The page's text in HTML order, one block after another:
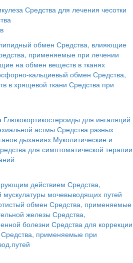
Средства для лечения чесотки
обмен Средства, влияющие
применяемые при лечении
на обмен веществ в тканях
кальциевый обмен Средства,
в хрящевой ткани Средства при
Глюкокортикостероиды для ингаляций
астмы Средства разных
дыханиях Муколитические и
для симптоматической терапии
действием Средства,
мочевыводящих путей
обмен Средства, применяемые
железы Средства,
болезни Средства для коррекции
Средства, применяемые при